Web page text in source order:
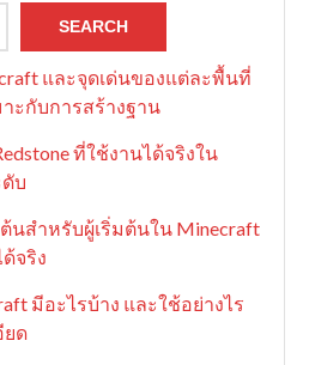
SEARCH
และจุดเด่นของแต่ละพื้นที่
ะกับการสร้างฐาน
ที่ใช้งานได้จริงใน
บ
ต้นสำหรับผู้เริ่มต้นใน Minecraft
จริง
มีอะไรบ้าง และใช้อย่างไร
ยด